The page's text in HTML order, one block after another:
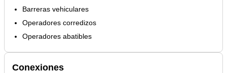
Barreras vehiculares
Operadores corredizos
Operadores abatibles
Conexiones